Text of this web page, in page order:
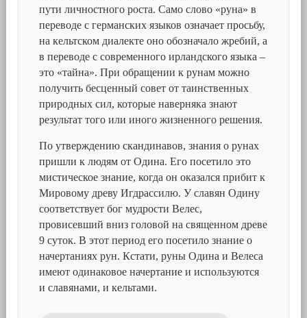
пути личностного роста. Само слово «руна» в
переводе с германских языков означает просьбу,
на кельтском диалекте оно обозначало жребий, а
в переводе с современного ирландского языка –
это «тайна». При обращении к рунам можно
получить бесценный совет от таинственных
природных сил, которые наверняка знают
результат того или иного жизненного решения.
По утверждению скандинавов, знания о рунах
пришли к людям от Одина. Его посетило это
мистическое знание, когда он оказался прибит к
Мировому древу Игдрассилю. У славян Одину
соответствует бог мудрости Велес,
провисевший вниз головой на священном древе
9 суток. В этот период его посетило знание о
начертаниях рун. Кстати, руны Одина и Велеса
имеют одинаковое начертание и используются
и славянами, и кельтами.